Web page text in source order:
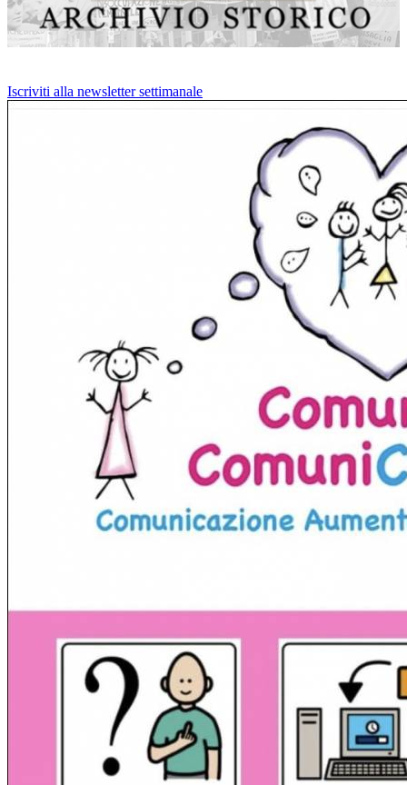
Iscriviti alla newsletter settimanale